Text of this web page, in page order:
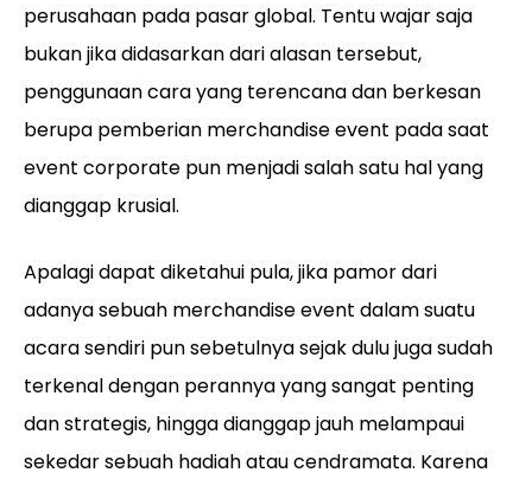
perusahaan pada pasar global. Tentu wajar saja
bukan jika didasarkan dari alasan tersebut,
penggunaan cara yang terencana dan berkesan
berupa pemberian merchandise event pada saat
event corporate pun menjadi salah satu hal yang
dianggap krusial.
Apalagi dapat diketahui pula, jika pamor dari
adanya sebuah merchandise event dalam suatu
acara sendiri pun sebetulnya sejak dulu juga sudah
terkenal dengan perannya yang sangat penting
dan strategis, hingga dianggap jauh melampaui
sekedar sebuah hadiah atau cendramata. Karena